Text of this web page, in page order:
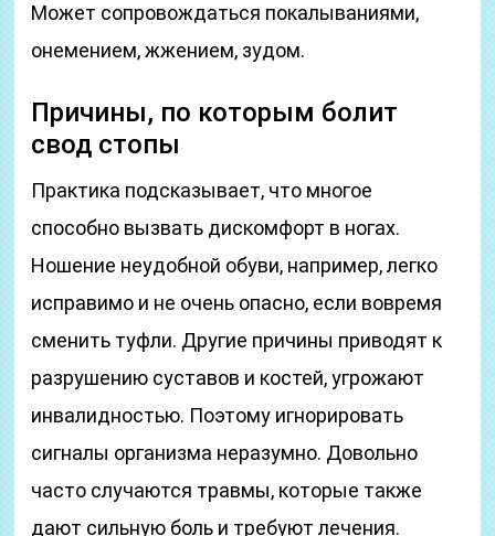
Может сопровождаться покалываниями,
онемением, жжением, зудом.
Причины, по которым болит
свод стопы
Практика подсказывает, что многое
способно вызвать дискомфорт в ногах.
Ношение неудобной обуви, например, легко
исправимо и не очень опасно, если вовремя
сменить туфли. Другие причины приводят к
разрушению суставов и костей, угрожают
инвалидностью. Поэтому игнорировать
сигналы организма неразумно. Довольно
часто случаются травмы, которые также
дают сильную боль и требуют лечения.